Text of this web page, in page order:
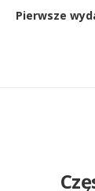
Pierwsze